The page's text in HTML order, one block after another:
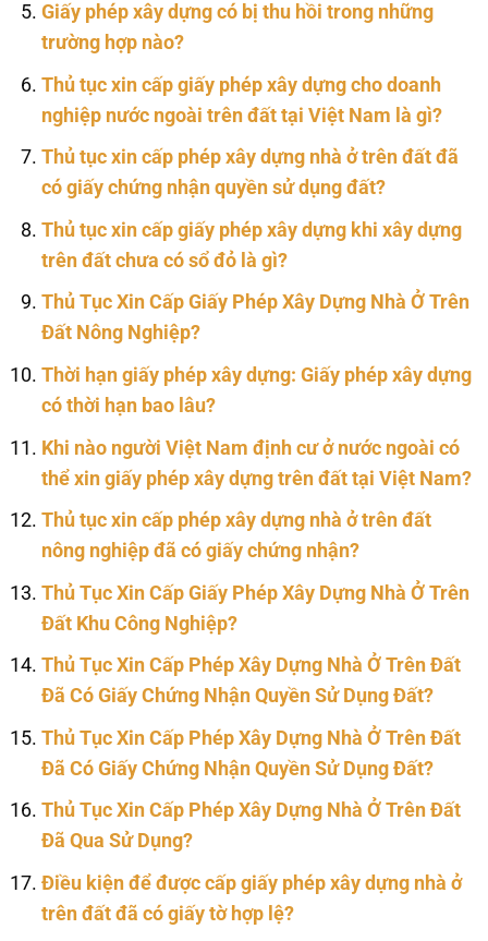
Giấy phép xây dựng có bị thu hồi trong những
trường hợp nào?
Thủ tục xin cấp giấy phép xây dựng cho doanh
nghiệp nước ngoài trên đất tại Việt Nam là gì?
Thủ tục xin cấp phép xây dựng nhà ở trên đất đã
có giấy chứng nhận quyền sử dụng đất?
Thủ tục xin cấp giấy phép xây dựng khi xây dựng
trên đất chưa có sổ đỏ là gì?
Thủ Tục Xin Cấp Giấy Phép Xây Dựng Nhà Ở Trên
Đất Nông Nghiệp?
Thời hạn giấy phép xây dựng: Giấy phép xây dựng
có thời hạn bao lâu?
Khi nào người Việt Nam định cư ở nước ngoài có
thể xin giấy phép xây dựng trên đất tại Việt Nam?
Thủ tục xin cấp phép xây dựng nhà ở trên đất
nông nghiệp đã có giấy chứng nhận?
Thủ Tục Xin Cấp Giấy Phép Xây Dựng Nhà Ở Trên
Đất Khu Công Nghiệp?
Thủ Tục Xin Cấp Phép Xây Dựng Nhà Ở Trên Đất
Đã Có Giấy Chứng Nhận Quyền Sử Dụng Đất?
Thủ Tục Xin Cấp Phép Xây Dựng Nhà Ở Trên Đất
Đã Có Giấy Chứng Nhận Quyền Sử Dụng Đất?
Thủ Tục Xin Cấp Phép Xây Dựng Nhà Ở Trên Đất
Đã Qua Sử Dụng?
Điều kiện để được cấp giấy phép xây dựng nhà ở
trên đất đã có giấy tờ hợp lệ?